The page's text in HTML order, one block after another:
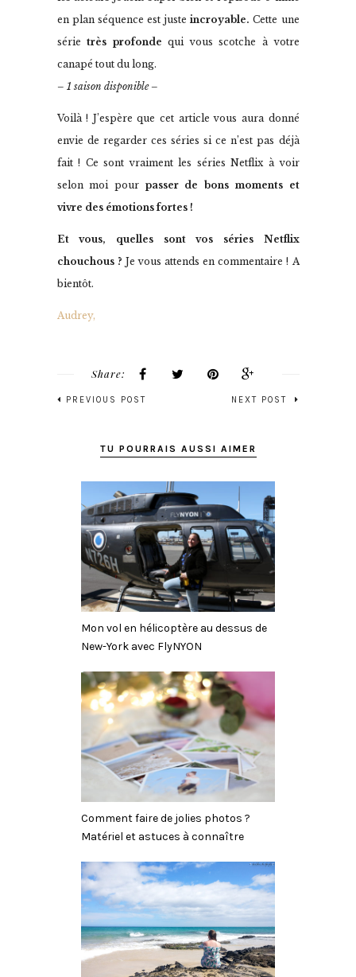
en plan séquence est justeincroyable. Cette une
série très profondequi vous scotche à votre
canapé tout du long.
– 1 saison disponible –
Voilà ! J’espère que cet article vous aura donné
envie de regarder ces séries si ce n’est pas déjà
fait ! Ce sont vraiment les séries Netflix à voir
selon moi pour passer de bons moments et
vivre des émotions fortes !
Et vous, quelles sont vos séries Netflix
chouchous ? Je vous attends en commentaire ! A
bientôt.
Audrey,
Share:
PREVIOUS POST NEXT POST
TU POURRAIS AUSSI AIMER
Mon vol en hélicoptère au dessus de
New-York avec FlyNYON
Comment faire de jolies photos ?
Matériel et astuces à connaître